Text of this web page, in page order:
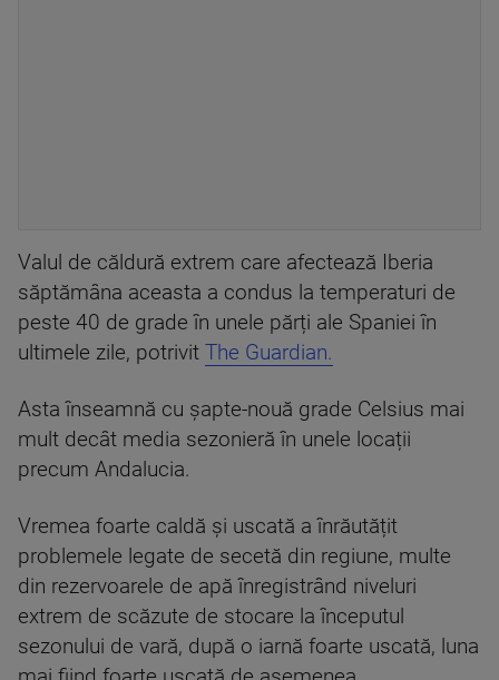
Valul de căldură extrem care afectează Iberia
săptămâna aceasta a condus la temperaturi de
peste 40 de grade în unele părți ale Spaniei în
ultimele zile, potrivit The Guardian.
Asta înseamnă cu șapte-nouă grade Celsius mai
mult decât media sezonieră în unele locații
precum Andalucia.
Vremea foarte caldă și uscată a înrăutățit
problemele legate de secetă din regiune, multe
din rezervoarele de apă înregistrând niveluri
extrem de scăzute de stocare la începutul
sezonului de vară, după o iarnă foarte uscată, luna